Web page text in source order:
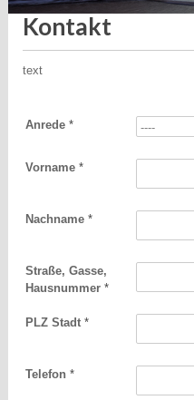
Kontakt
text
Anrede*
Vorname*
Nachname*
Straße, Gasse,
Hausnummer*
PLZ Stadt*
Telefon*